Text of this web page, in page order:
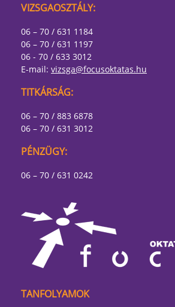
VIZSGAOSZTÁLY:
06 – 70 / 631 1184
06 – 70 / 631 1197
06 - 70 / 633 3012
E-mail: vizsga@focusoktatas.hu
TITKÁRSÁG:
06 – 70 / 883 6878
06 – 70 / 631 3012
PÉNZÜGY:
06 – 70 / 631 0242
TANFOLYAMOK